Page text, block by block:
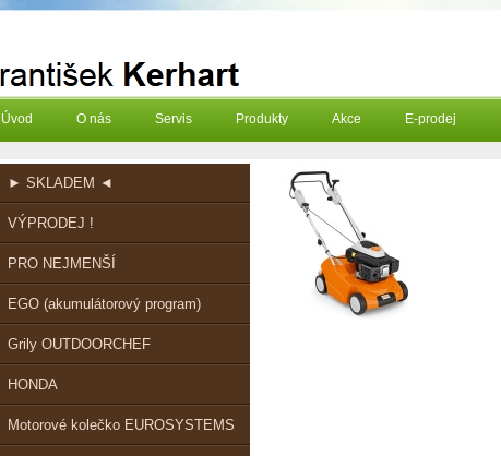
Úvod O nás Servis Produkty Akce E-prodej
► SKLADEM ◄
VÝPRODEJ !
PRO NEJMENŠÍ
EGO (akumulátorový program)
Grily OUTDOORCHEF
HONDA
Motorové kolečko EUROSYSTEMS